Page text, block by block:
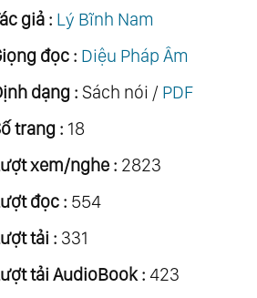
giả : Lý Bĩnh Nam
đọc : Diệu Pháp Âm
dạng : Sách nói / PDF
trang : 18
xem/nghe : 2823
đọc : 554
tải : 331
tải AudioBook : 423